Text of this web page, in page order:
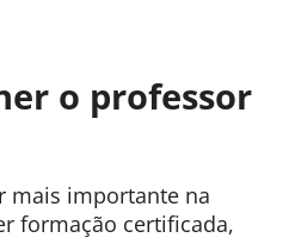
o professor
mais importante na
formação certificada,